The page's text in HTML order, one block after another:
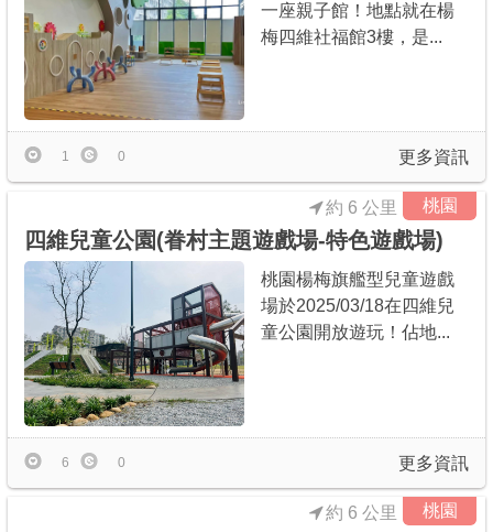
一座親子館！地點就在楊
梅四維社福館3樓，是...
更多資訊
1 0
桃園
四維兒童公園(眷村主題遊戲場-特色遊戲場)
約 6 公里
桃園楊梅旗艦型兒童遊戲
場於2025/03/18在四維兒
童公園開放遊玩！佔地...
更多資訊
6 0
桃園
約 6 公里